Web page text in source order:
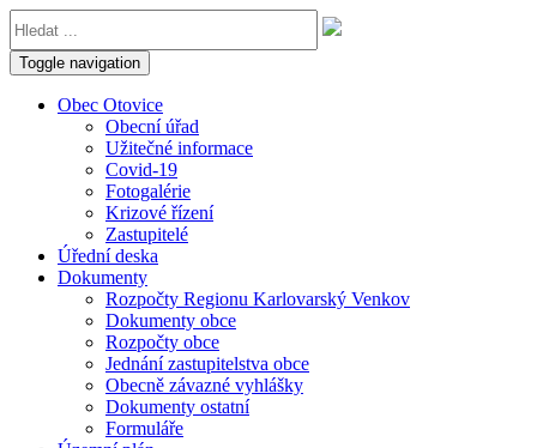
Toggle navigation
Obec Otovice
Obecní úřad
Užitečné informace
Covid-19
Fotogalérie
Krizové řízení
Zastupitelé
Úřední deska
Dokumenty
Rozpočty Regionu Karlovarský Venkov
Dokumenty obce
Rozpočty obce
Jednání zastupitelstva obce
Obecně závazné vyhlášky
Dokumenty ostatní
Formuláře